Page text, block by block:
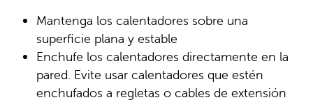
Mantenga los calentadores sobre una
superficie plana y estable
Enchufe los calentadores directamente en la
pared. Evite usar calentadores que estén
enchufados a regletas o cables de extensión